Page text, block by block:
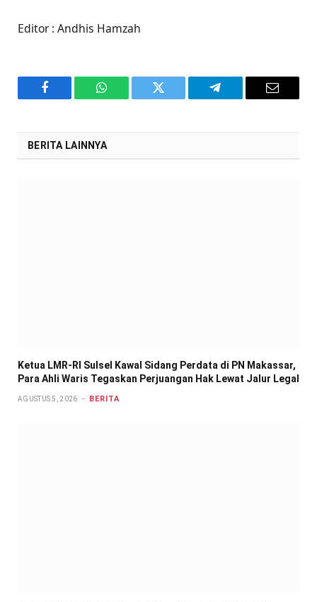
Editor : Andhis Hamzah
Facebook WhatsAppTwitter Telegram Email
BERITA LAINNYA
Ketua LMR-RI Sulsel Kawal Sidang Perdata di PN Makassar,
Para Ahli Waris Tegaskan Perjuangan Hak Lewat Jalur Legal
AGUSTUS 5, 2026 BERITA